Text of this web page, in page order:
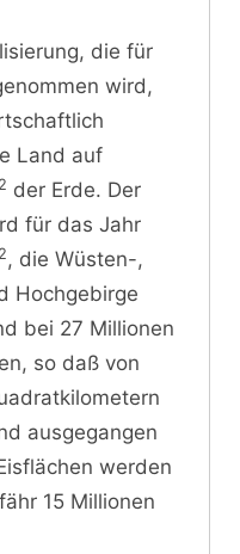
die für
wird,
Land auf
2 der Erde. Der
für das Jahr
2 , die Wüsten-,
Hochgebirge
bei 27 Millionen
so daß von
ausgegangen
werden
15 Millionen